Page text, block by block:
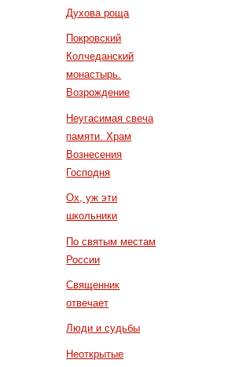
Духова роща
Покровский
Колчеданский
монастырь.
Возрождение
Неугасимая свеча
памяти. Храм
Вознесения
Господня
Ох, уж эти
школьники
По святым местам
России
Священник
отвечает
Люди и судьбы
Неоткрытые